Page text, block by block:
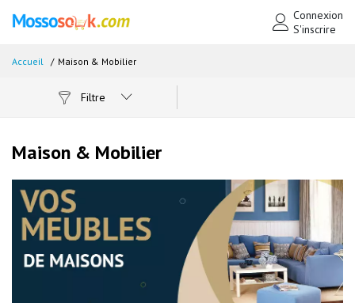
Connexion
S'inscrire
Accueil Maison & Mobilier
Filtre
Maison & Mobilier